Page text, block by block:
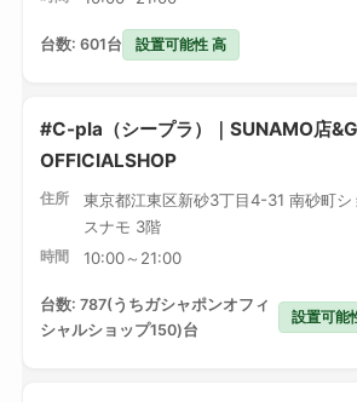
台数: 601台 設置可能性 高
#C-pla（シープラ）｜SUNAMO店
OFFICIALSHOP
住所
東京都江東区新砂3丁目4-31 南砂町シ
スナモ 3階
時間 10:00～21:00
台数: 787(うちガシャポンオフィ
シャルショップ150)台
設置可能